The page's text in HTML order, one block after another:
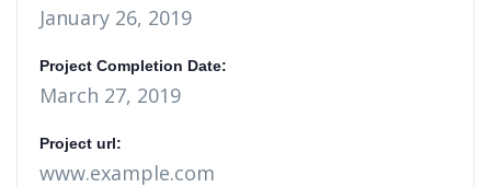
January 26, 2019
Project Completion Date:
March 27, 2019
Project url:
www.example.com